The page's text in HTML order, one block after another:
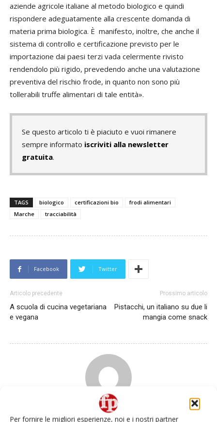
Per fornire le migliori esperienze, noi e i nostri partner
aziende agricole italiane al metodo biologico e quindi
rispondere adeguatamente alla crescente domanda di
materia prima biologica. È manifesto, inoltre, che anche il
sistema di controllo e certificazione previsto per le
importazione dai paesi terzi vada celermente rivisto
rendendolo più rigido, prevedendo anche una valutazione
preventiva del rischio frode, in quanto non sono più
tollerabili truffe alimentari di tale entità».
Se questo articolo ti è piaciuto e vuoi rimanere
sempre informato iscriviti alla newsletter
gratuita.
TAGS biologico certificazioni bio
frodi alimentari
Marche
tracciabilità
Facebook Twitter
Articolo precedente
A scuola di cucina vegetariana
e vegana
Prossimo articolo
Pistacchi, un italiano su due li
mangia come snack
Redazione